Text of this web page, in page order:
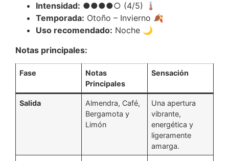
Intensidad: ●●●●○ (4/5) 🌡️
Temporada: Otoño – Invierno 🍂
Uso recomendado: Noche 🌙
Notas principales:
Fase
Notas
Principales
Sensación
Salida
Almendra, Café,
Bergamota y
Limón
Una apertura
vibrante,
energética y
ligeramente
amarga.